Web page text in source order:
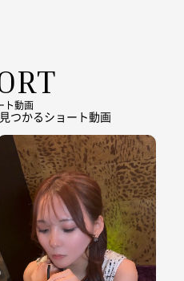
ト動画
つかるショート動画